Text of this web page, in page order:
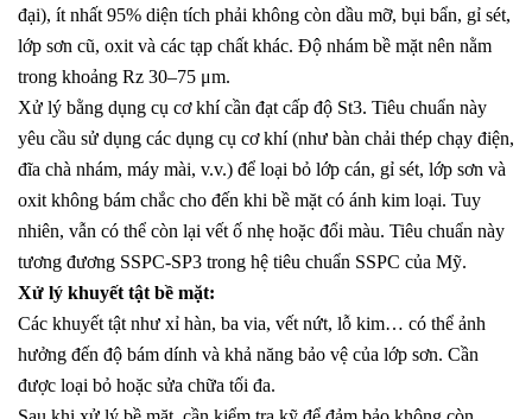
đại), ít nhất 95% diện tích phải không còn dầu mỡ, bụi bẩn, gỉ sét,
lớp sơn cũ, oxit và các tạp chất khác. Độ nhám bề mặt nên nằm
trong khoảng Rz 30–75 μm.
Xử lý bằng dụng cụ cơ khí cần đạt cấp độ St3. Tiêu chuẩn này
yêu cầu sử dụng các dụng cụ cơ khí (như bàn chải thép chạy điện,
đĩa chà nhám, máy mài, v.v.) để loại bỏ lớp cán, gỉ sét, lớp sơn và
oxit không bám chắc cho đến khi bề mặt có ánh kim loại. Tuy
nhiên, vẫn có thể còn lại vết ố nhẹ hoặc đổi màu. Tiêu chuẩn này
tương đương SSPC-SP3 trong hệ tiêu chuẩn SSPC của Mỹ.
Xử lý khuyết tật bề mặt:
Các khuyết tật như xỉ hàn, ba via, vết nứt, lỗ kim… có thể ảnh
hưởng đến độ bám dính và khả năng bảo vệ của lớp sơn. Cần
được loại bỏ hoặc sửa chữa tối đa.